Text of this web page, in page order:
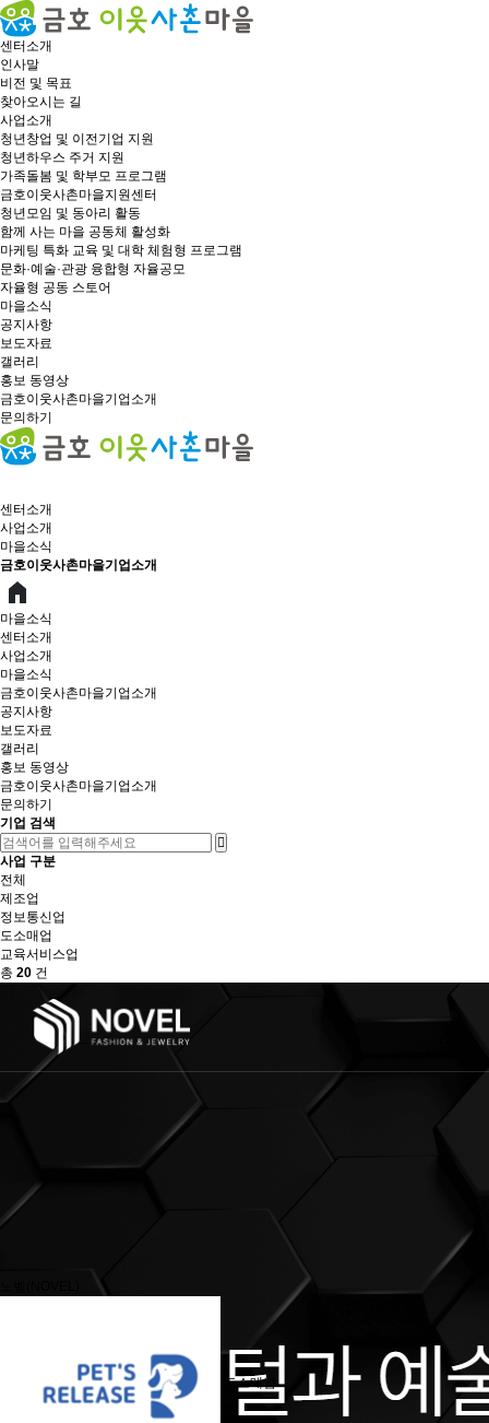
센터소개
인사말
비전 및 목표
찾아오시는 길
사업소개
청년창업 및 이전기업 지원
청년하우스 주거 지원
가족돌봄 및 학부모 프로그램
금호이웃사촌마을지원센터
청년모임 및 동아리 활동
함께 사는 마을 공동체 활성화
마케팅 특화 교육 및 대학 체험형 프로그램
문화·예술·관광 융합형 자율공모
자율형 공동 스토어
마을소식
공지사항
보도자료
갤러리
홍보 동영상
금호이웃사촌마을기업소개
문의하기
센터소개
사업소개
마을소식
금호이웃사촌마을기업소개
마을소식
센터소개
사업소개
마을소식
금호이웃사촌마을기업소개
공지사항
보도자료
갤러리
홍보 동영상
금호이웃사촌마을기업소개
문의하기
기업 검색
사업 구분
전체
제조업
정보통신업
도소매업
교육서비스업
총 20 건
도소매업